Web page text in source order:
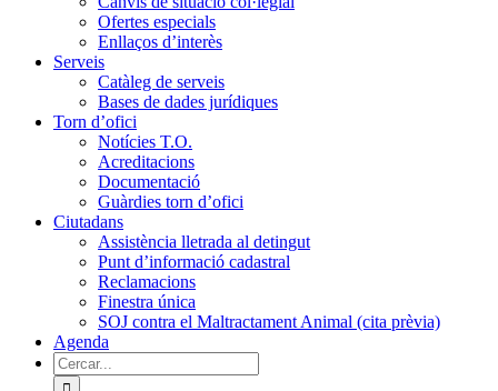
Ofertes especials
Enllaços d’interès
Serveis
Catàleg de serveis
Bases de dades jurídiques
Torn d’ofici
Notícies T.O.
Acreditacions
Documentació
Guàrdies torn d’ofici
Ciutadans
Assistència lletrada al detingut
Punt d’informació cadastral
Reclamacions
Finestra única
SOJ contra el Maltractament Animal (cita prèvia)
Agenda
Cerca
…